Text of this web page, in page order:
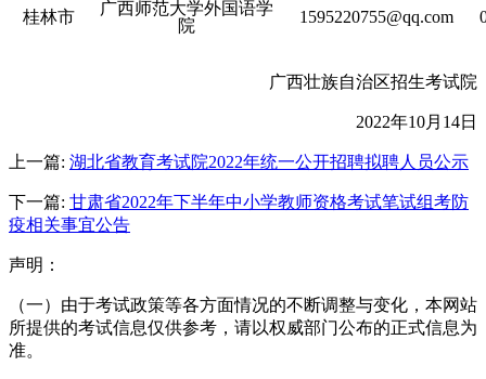
桂林市
广西师范大学外国语学
院
1595220755@qq.com
广西壮族自治区招生考试院
2022年10月14日
上一篇: 湖北省教育考试院2022年统一公开招聘拟聘人员公示
下一篇: 甘肃省2022年下半年中小学教师资格考试笔试组考防
疫相关事宜公告
声明：
（一）由于考试政策等各方面情况的不断调整与变化，本网站
所提供的考试信息仅供参考，请以权威部门公布的正式信息为
准。